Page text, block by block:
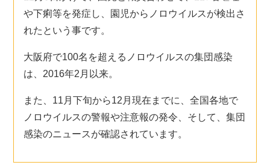
や下痢等を発症し、園児からノロウイルスが検出さ
れたという事です。
大阪府で100名を超えるノロウイルスの集団感染
は、2016年2月以来。
また、11月下旬から12月現在までに、全国各地で
ノロウイルスの警報や注意報の発令、そして、集団
感染のニュースが確認されています。